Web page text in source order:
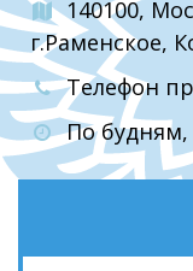
140100,
г.Раменское,
Телефон
По будням,